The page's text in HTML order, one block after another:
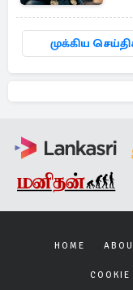
முக்கிய
HOME
COOKIE